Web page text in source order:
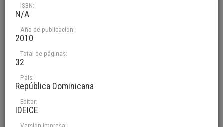
ISBN:
N/A
Año de publicación:
2010
Total de páginas:
32
País:
República Dominicana
Editor:
IDEICE
Versión impresa: